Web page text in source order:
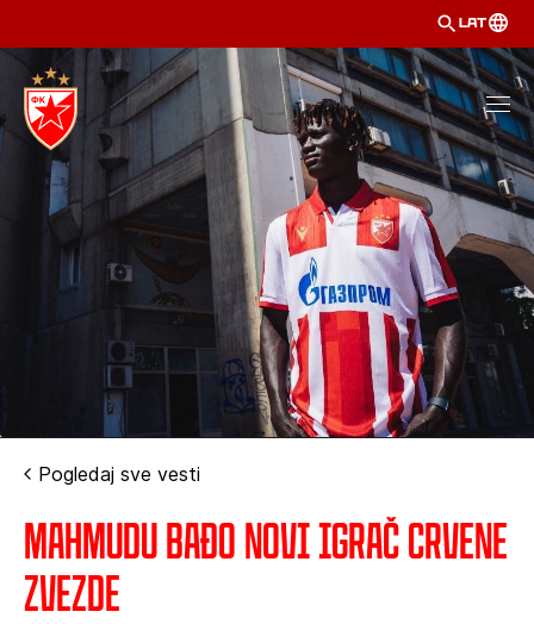
LAT
Pogledaj sve vesti
Mahmudu Bađo novi igrač Crvene
zvezde